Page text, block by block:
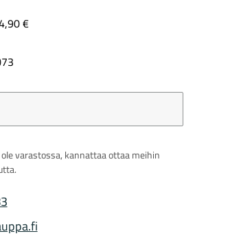
Tarvikkeet
€
varastossa, kannattaa ottaa meihin